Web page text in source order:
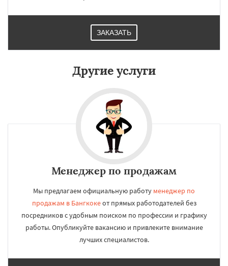
ЗАКАЗАТЬ
Другие услуги
Менеджер по продажам
Мы предлагаем официальную работу менеджер по
продажам в Бангкокеот прямых работодателей без
посредников с удобным поиском по профессии и графику
работы. Опубликуйте вакансию и привлеките внимание
лучших специалистов.